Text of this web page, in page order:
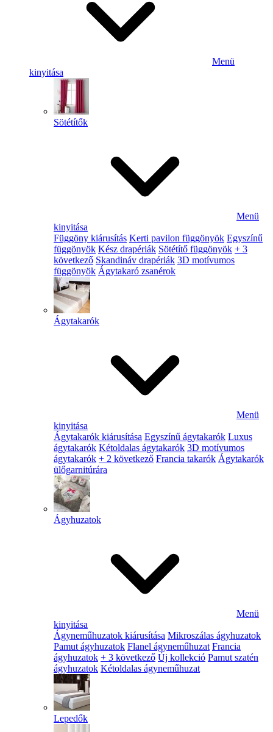
Menü
kinyitása
Sötétítők
Menü
kinyitása
Függöny kiárusítás Kerti pavilon függönyök Egyszínű
függönyök Kész drapériák Sötétítő függönyök + 3
következő Skandináv drapériák 3D motívumos
függönyök Ágytakaró zsanérok
Ágytakarók
Menü
kinyitása
Ágytakarók kiárusítása Egyszínű ágytakarók Luxus
ágytakarók Kétoldalas ágytakarók 3D motívumos
ágytakarók + 2 következő Francia takarók Ágytakarók
ülőgarnitúrára
Ágyhuzatok
Menü
kinyitása
Ágyneműhuzatok kiárusítása Mikroszálas ágyhuzatok
Pamut ágyhuzatok Flanel ágyneműhuzat Francia
ágyhuzatok + 3 következő Új kollekció Pamut szatén
ágyhuzatok Kétoldalas ágyneműhuzat
Lepedők